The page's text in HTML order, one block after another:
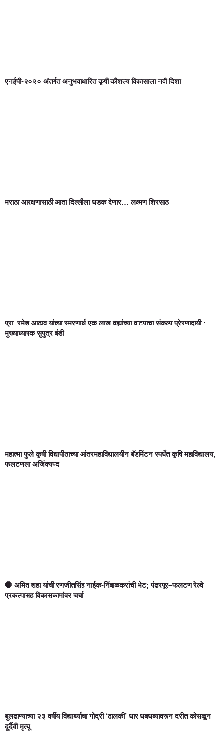
एनईपी-२०२० अंतर्गत अनुभवाधारित कृषी कौशल्य विकासाला नवी दिशा
मराठा आरक्षणासाठी आता दिल्लीला धडक देणार… लक्ष्मण शिरसाठ
प्रा. रमेश आढाव यांच्या स्मरणार्थ एक लाख वह्यांच्या वाटपाचा संकल्प प्रेरणादायी :
मुख्याध्यापक सुपुत्र बंडी
महात्मा फुले कृषी विद्यापीठाच्या आंतरमहाविद्यालयीन बॅडमिंटन स्पर्धेत कृषि महाविद्यालय,
फलटणला अजिंक्यपद
🛑 अमित शहा यांची रणजीतसिंह नाईक-निंबाळकरांची भेट; पंढरपूर–फलटण रेल्वे
प्रकल्पासह विकासकामांवर चर्चा
बुलढाण्याच्या २३ वर्षीय विद्यार्थ्याचा गोद्री ‘ढालकी’ धार धबधब्यावरून दरीत कोसळून
दुर्दैवी मृत्यू